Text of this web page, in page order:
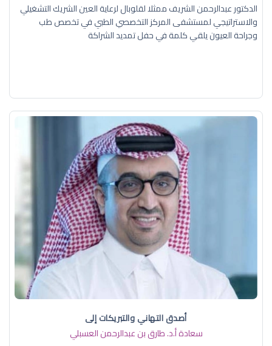
الدكتور عبدالرحمن الشريف ممثلا لقلوبال لرعاية العين الشريك التشغيلي
والاستراتيجي لمستشفى المركز التخصصي الطبي في تخصص طب
وجراحة العيون يلقي كلمة في حفل تمديد الشراكة
أصدق التهاني والتبريكات إلى
سعادة أ.د. ​طارق بن عبدالرحمن العسبلي